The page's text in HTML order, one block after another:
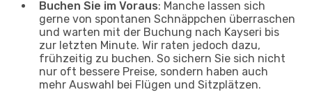
Buchen Sie im Voraus: Manche lassen sich
gerne von spontanen Schnäppchen überraschen
und warten mit der Buchung nach Kayseri bis
zur letzten Minute. Wir raten jedoch dazu,
frühzeitig zu buchen. So sichern Sie sich nicht
nur oft bessere Preise, sondern haben auch
mehr Auswahl bei Flügen und Sitzplätzen.